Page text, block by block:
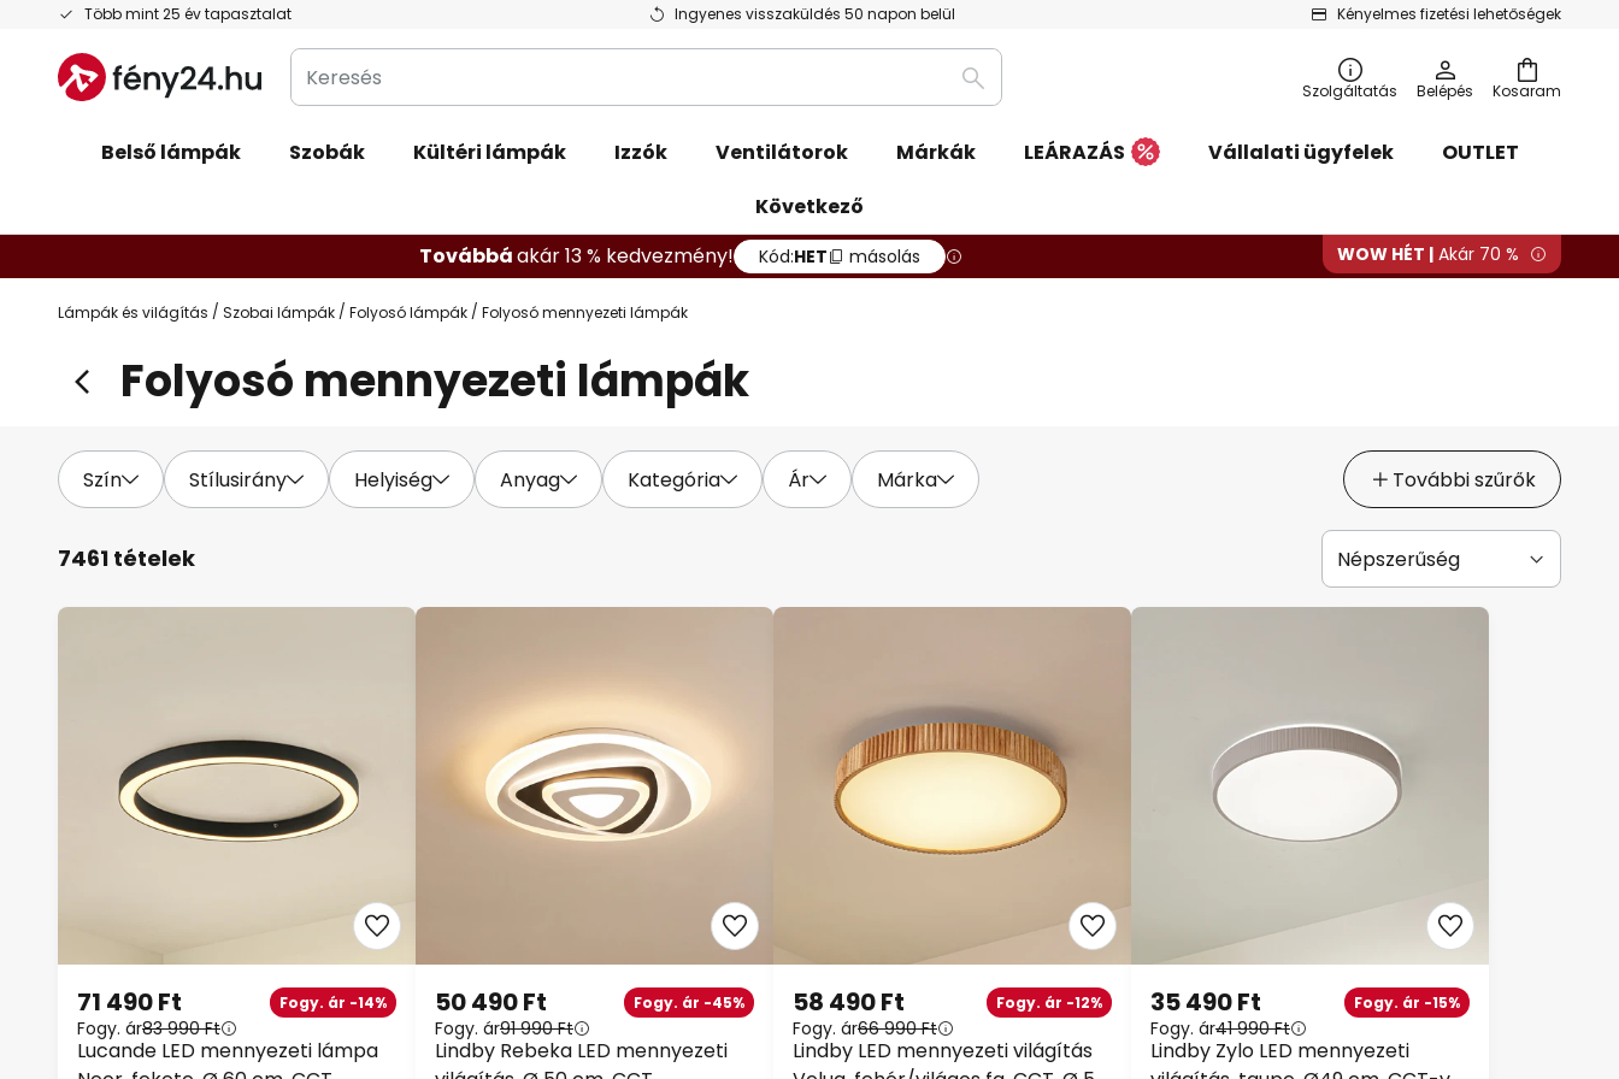
Több mint 25 év tapasztalat Ingyenes visszaküldés 50 napon belül Kényelmes fizetési lehetőségek
Ugrás
tartalomhoz
Kosaram
Keresés
Keresés
Szolgáltatás Belépés
Belső lámpák Szobák Kültéri lámpák Izzók Ventilátorok Márkák LEÁRAZÁS Vállalati ügyfelek
OUTLET
Következő
Továbbáakár 13 % kedvezmény! Kód:HET másolás WOW HÉT | Akár 70 %
Lámpák és világítás Szobai lámpák Folyosó lámpák Folyosó mennyezeti lámpák
Folyosó mennyezeti lámpák
Szín Stílusirány Helyiség Anyag Kategória Ár Márka További szűrők
7461 tételek
Lucande LED mennyezeti lámpa
71 490 Ft Fogy. ár -14%
Fogy. ár83 990 Ft
Lindby Rebeka LED mennyezeti
50 490 Ft Fogy. ár -45%
Fogy. ár91 990 Ft
Lindby LED mennyezeti világítás
58 490 Ft Fogy. ár -12%
Fogy. ár66 990 Ft
Lindby Zylo LED mennyezeti
35 490 Ft Fogy. ár -15%
Fogy. ár41 990 Ft